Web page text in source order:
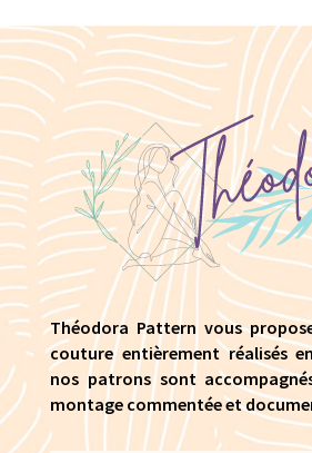
Théodora Pattern vous
couture entièrement réalisés
nos patrons sont
montage commentée et